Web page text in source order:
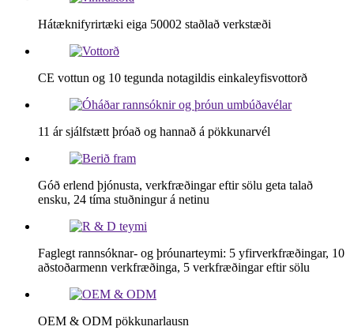
Hátæknifyrirtæki eiga 50002 staðlað verkstæði
CE vottun og 10 tegunda notagildis einkaleyfisvottorð
11 ár sjálfstætt þróað og hannað á pökkunarvél
Góð erlend þjónusta, verkfræðingar eftir sölu geta talað
ensku, 24 tíma stuðningur á netinu
Faglegt rannsóknar- og þróunarteymi: 5 yfirverkfræðingar, 10
aðstoðarmenn verkfræðinga, 5 verkfræðingar eftir sölu
OEM & ODM pökkunarlausn